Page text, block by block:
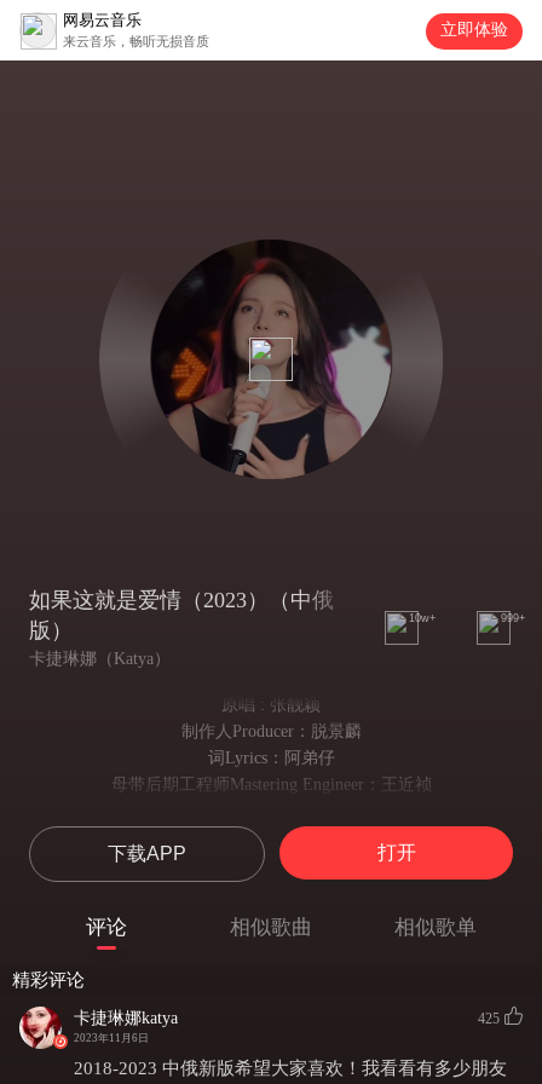
网易云音乐
来云音乐，畅听无损音质
立即体验
如果这就是爱情（2023）（中俄
版）
卡捷琳娜（Katya）
10w+ 999+
原唱 : 张靓颖
制作人Producer：脱景麟
词Lyrics：阿弟仔
母带后期工程师Mastering Engineer：王近祯
混音师Mixing Engineer：王近祯
编曲Arrangement：脱景麟
录音Recording Engineer：脱景麟工作室
和声Backing Vocal：脱景麟
那这就是爱情 我难以抗拒
（你做了选择 对的错的）
下载APP 打开
评论 相似歌曲 相似歌单
精彩评论
卡捷琳娜katya
2023年11月6日
425
2018-2023 中俄新版希望大家喜欢！我看看有多少朋友